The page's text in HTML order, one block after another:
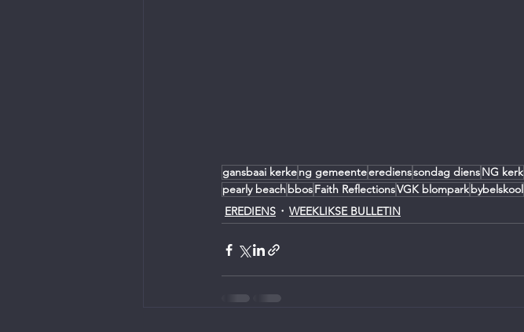
gansbaai kerkeng gemeenteeredienssondag diensNG kerk
pearly beachbbosFaith ReflectionsVGK blomparkbybelskool
EREDIENS
WEEKLIKSE BULLETIN